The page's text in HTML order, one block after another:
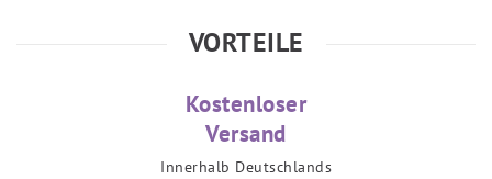
VORTEILE
Kostenloser
Versand
Innerhalb Deutschlands